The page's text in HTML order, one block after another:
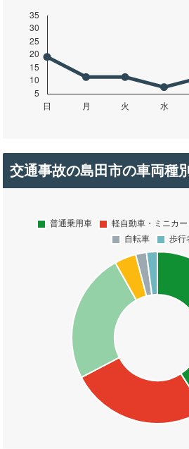
交通事故の島田市の車両種